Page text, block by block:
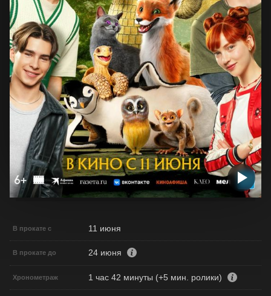
В прокате с 11 июня
В прокате до 24 июня
Хронометраж 1 час 42 минуты (+5 мин. ролики)